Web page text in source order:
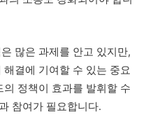
많은 과제를 안고 있지만,
결에 기여할 수 있는 중요
정책이 효과를 발휘할 수
참여가 필요합니다.